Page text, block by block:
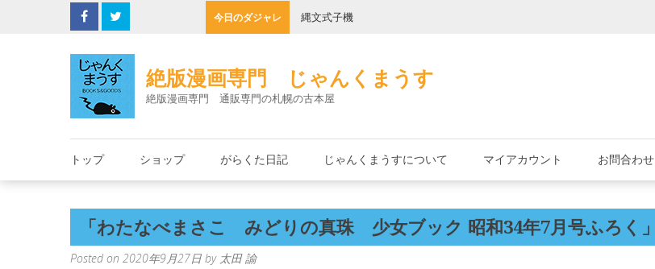
今日のダジャレ 縄文式子機
絶版漫画専門 じゃんくまうす
絶版漫画専門 通販専門の札幌の古本屋
トップ ショップ がらくた日記 じゃんくまうすについて マイアカウント お問合わせ
「わたなべまさこ みどりの真珠 少女ブック 昭和34年7月号ふろく」
Posted on 2020年9月27日 by 太田 諭